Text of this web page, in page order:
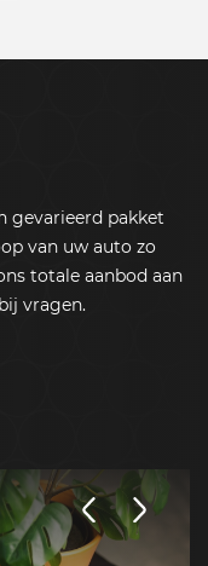
gevarieerd pakket
van uw auto zo
totale aanbod aan
vragen.